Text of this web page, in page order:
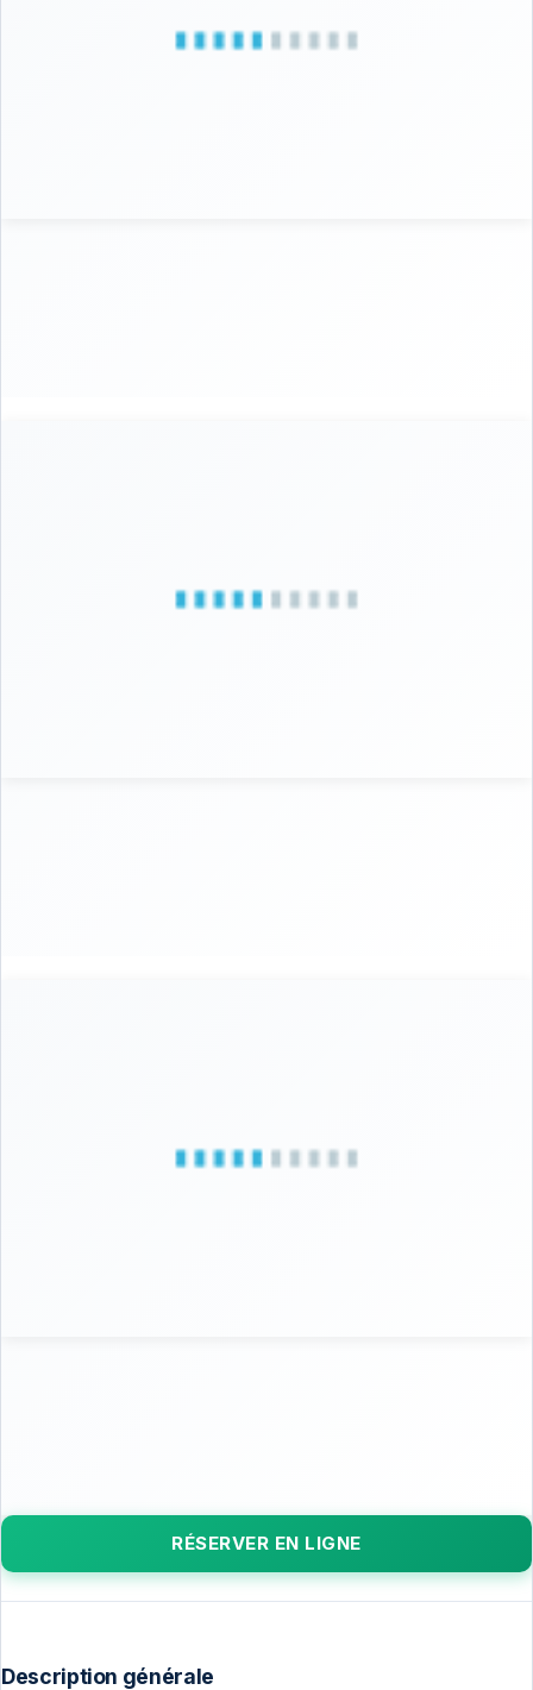
RÉSERVER EN LIGNE
Description générale